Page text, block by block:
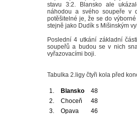
stavu 3:2. Blansko ale
náhodou a svého soupeře v
potěšitelné je, že se do
stejně jako Dudík s Mišinským
Poslední 4 utkání základní
soupeřů a budou se v nich
vyřazovacími boji.
Tabulka 2.ligy čtyři kola před
1. Blansko
48
2.
Choceň
48
3.
Opava
46